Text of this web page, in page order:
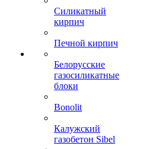
Силикатный
кирпич
Печной кирпич
Белорусские
газосиликатные
блоки
Bonolit
Калужский
газобетон Sibel